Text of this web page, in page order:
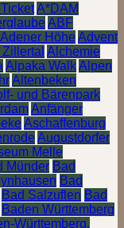
A*DAM
ABF
Adener HöheAdvent
Alchemie
Alpaka WalkAlpen
Altenbeken
und Bärenpark
Anfänger
Aschaffenburg
Augustdorfer
Melle
Münder Bad
Bad
Bad Salzuflen Bad
Baden Württemberg
Württemberg.